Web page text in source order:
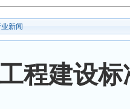
新闻
程建设标